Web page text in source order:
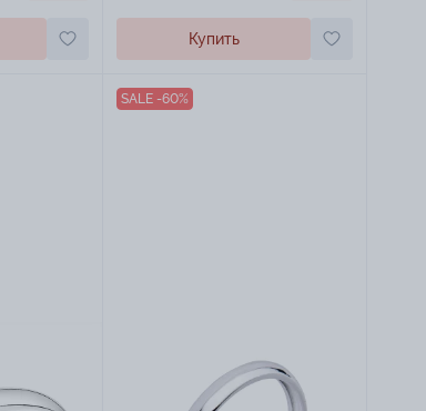
Купить
SALE -60%